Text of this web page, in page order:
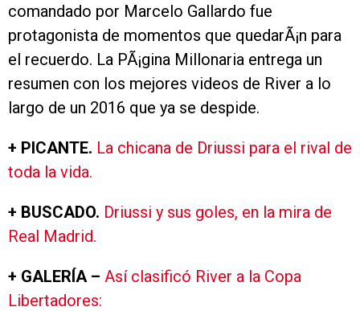
comandado por Marcelo Gallardo fue
protagonista de momentos que quedarÃ¡n para
el recuerdo. La PÃ¡gina Millonaria entrega un
resumen con los mejores videos de River a lo
largo de un 2016 que ya se despide.
+ PICANTE. La chicana de Driussi para el rival de
toda la vida.
+ BUSCADO. Driussi y sus goles, en la mira de
Real Madrid.
+ GALERÍA – Así clasificó River a la Copa
Libertadores: